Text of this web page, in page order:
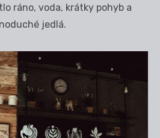
ráno, voda, krátky pohyb a
jedlá.